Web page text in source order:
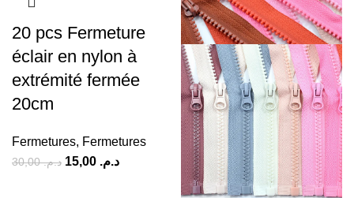
20 pcs Fermeture
éclair en nylon à
extrémité fermée
20cm
Fermetures, Fermetures
د.م.30,00 د.م.